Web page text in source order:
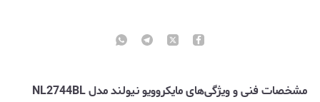
مشخصات فنی و ویژگی‌های مایکروویو نیولند مدل NL2744BL